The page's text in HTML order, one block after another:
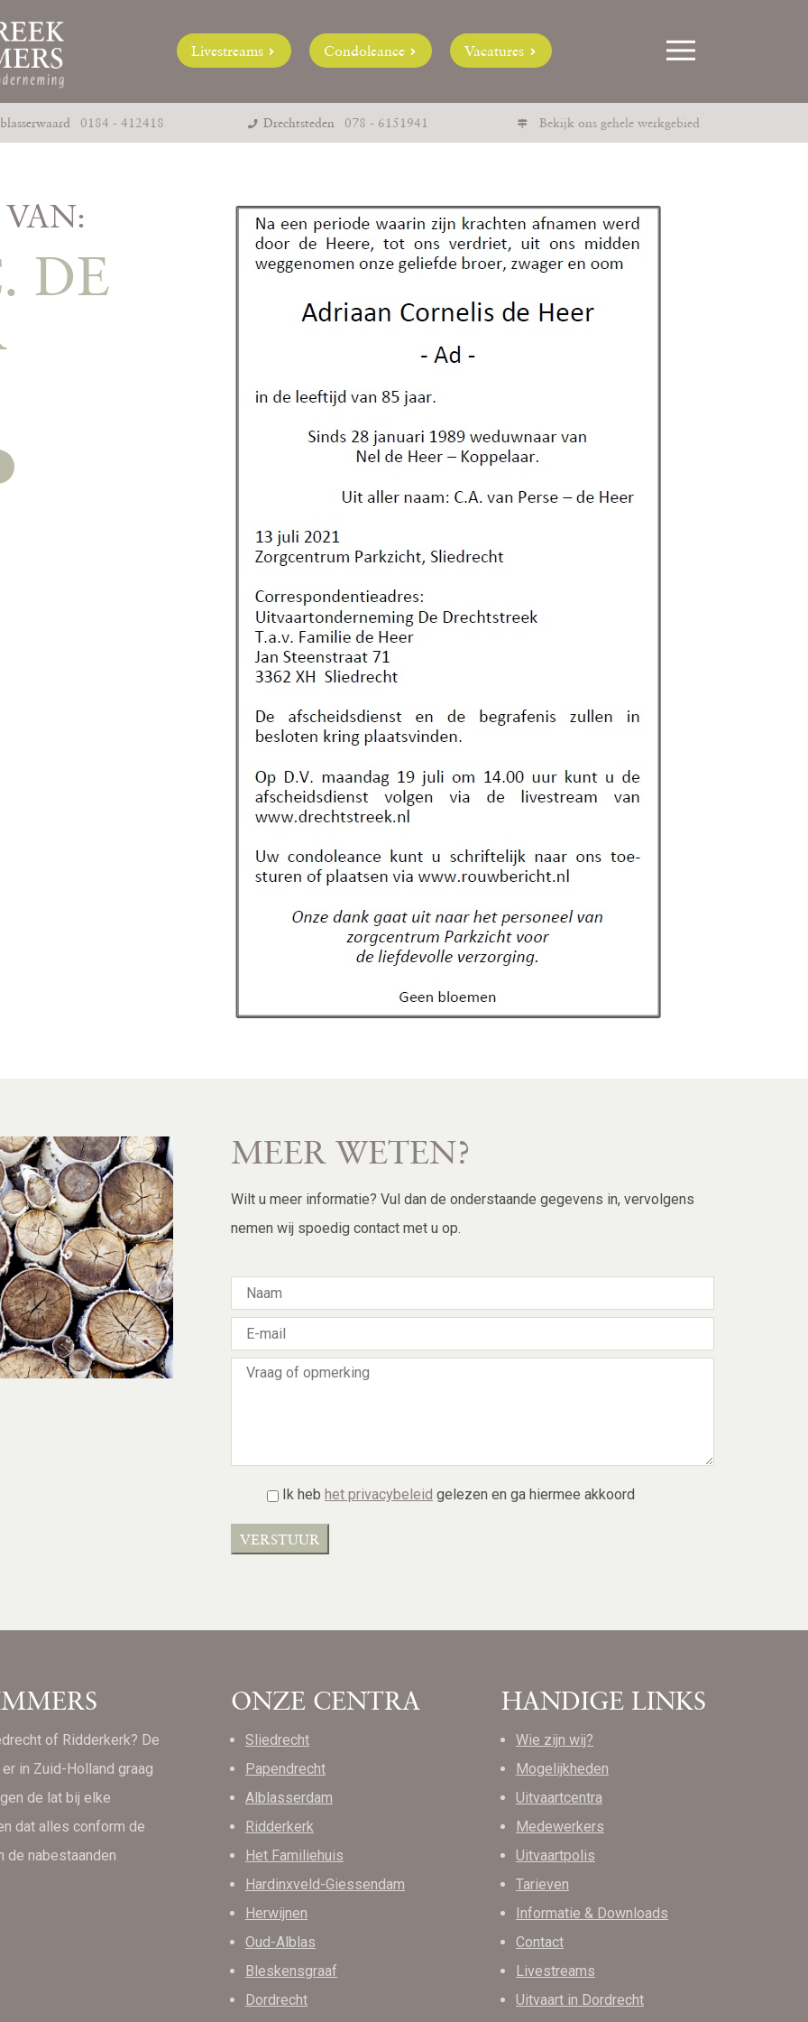
Livestreams Condoleance Vacatures
0184 - 412418 Drechtsteden 078 - 6151941 Bekijk ons gehele werkgebied
DE
MEER WETEN?
Wilt u meer informatie? Vul dan de onderstaande gegevens in, vervolgens
nemen wij spoedig contact met u op.
Ik heb het privacybeleid gelezen en ga hiermee akkoord
of Ridderkerk? De
in Zuid-Holland graag
de lat bij elke
dat alles conform de
de nabestaanden
ONZE CENTRA
Sliedrecht
Papendrecht
Alblasserdam
Ridderkerk
Het Familiehuis
Hardinxveld-Giessendam
Herwijnen
Oud-Alblas
Bleskensgraaf
Dordrecht
HANDIGE LINKS
Wie zijn wij?
Mogelijkheden
Uitvaartcentra
Medewerkers
Uitvaartpolis
Tarieven
Informatie & Downloads
Contact
Livestreams
Uitvaart in Dordrecht